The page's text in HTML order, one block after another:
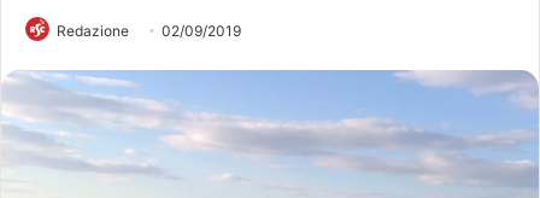
Redazione 02/09/2019